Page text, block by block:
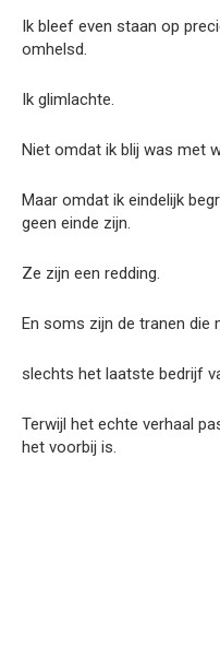
Ik bleef even staan op
omhelsd.
Ik glimlachte.
Niet omdat ik blij was met
Maar omdat ik eindelijk
geen einde zijn.
Ze zijn een redding.
En soms zijn de tranen die
slechts het laatste bedrijf
Terwijl het echte verhaal
het voorbij is.